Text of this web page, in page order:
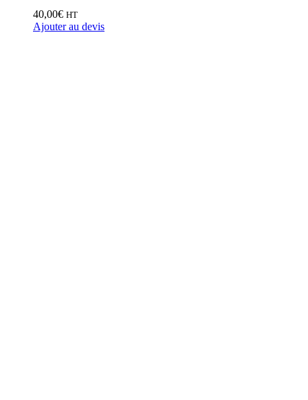
40,00€ HT
Ajouter au devis